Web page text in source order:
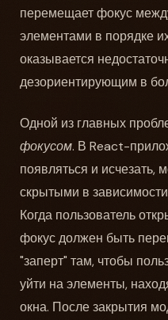
перемещает фокус
элементами в порядке
оказывается
дезориентирующим в
Одной из главных
фокусом. В React-
появляться и исчезать,
скрытыми в
Когда пользователь
фокус должен быть
"заперт" там, чтобы
уйти на элементы,
окна. После закрытия